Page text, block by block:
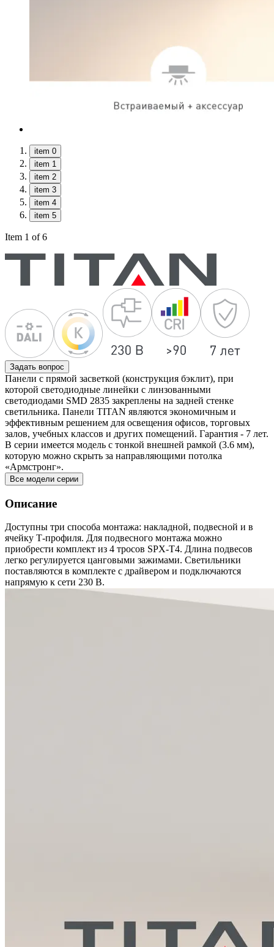
item 0
item 1
item 2
item 3
item 4
item 5
Item 1 of 6
Задать вопрос
Панели с прямой засветкой (конструкция бэклит), при
которой светодиодные линейки с линзованными
светодиодами SMD 2835 закреплены на задней стенке
светильника. Панели TITAN являются экономичным и
эффективным решением для освещения офисов, торговых
залов, учебных классов и других помещений. Гарантия - 7 лет.
В серии имеется модель с тонкой внешней рамкой (3.6 мм),
которую можно скрыть за направляющими потолка
«Армстронг».
Все модели серии
Описание
Доступны три способа монтажа: накладной, подвесной и в
ячейку Т-профиля. Для подвесного монтажа можно
приобрести комплект из 4 тросов SPX-T4. Длина подвесов
легко регулируется цанговыми зажимами. Светильники
поставляются в комплекте с драйвером и подключаются
напрямую к сети 230 В.